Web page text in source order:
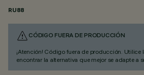
RU88
CÓDIGO FUERA DE PRODUCCIÓN
¡Atención! Código fuera de producción. Utilice
encontrar la alternativa que mejor se adapte a